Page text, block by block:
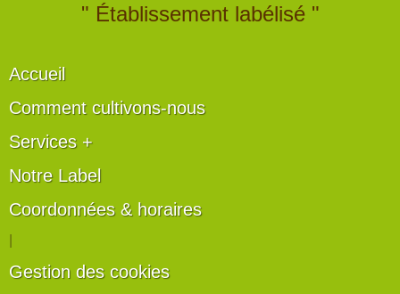
" Établissement labélisé "
Accueil
Comment cultivons-nous
Services +
Notre Label
Coordonnées & horaires
Gestion des cookies